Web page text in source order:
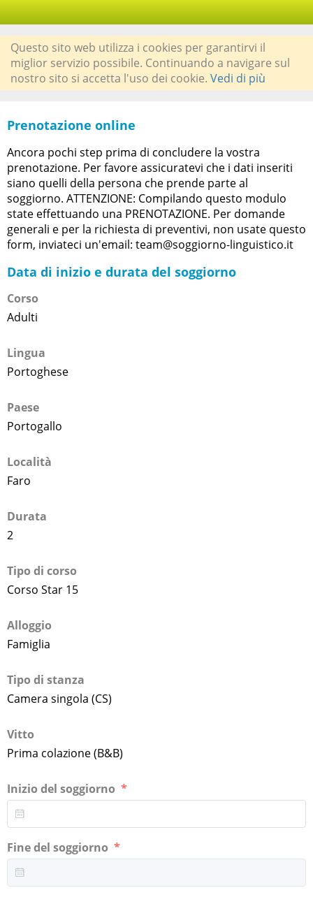
Questo sito web utilizza i cookies per garantirvi il
miglior servizio possibile. Continuando a navigare sul
nostro sito si accetta l'uso dei cookie. Vedi di più
Prenotazione online
Ancora pochi step prima di concludere la vostra
prenotazione. Per favore assicuratevi che i dati inseriti
siano quelli della persona che prende parte al
soggiorno. ATTENZIONE: Compilando questo modulo
state effettuando una PRENOTAZIONE. Per domande
generali e per la richiesta di preventivi, non usate questo
form, inviateci un'email: team@soggiorno-linguistico.it
Data di inizio e durata del soggiorno
Corso
Adulti
Lingua
Portoghese
Paese
Portogallo
Località
Faro
Durata
2
Tipo di corso
Corso Star 15
Alloggio
Famiglia
Tipo di stanza
Camera singola (CS)
Vitto
Prima colazione (B&B)
Inizio del soggiorno
Fine del soggiorno